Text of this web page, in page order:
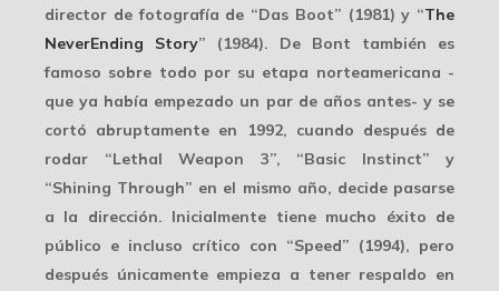
director de fotografía de “Das Boot” (1981) y “The
NeverEnding Story” (1984). De Bont también es
famoso sobre todo por su etapa norteamericana -
que ya había empezado un par de años antes- y se
cortó abruptamente en 1992, cuando después de
rodar “Lethal Weapon 3”, “Basic Instinct” y
“Shining Through” en el mismo año, decide pasarse
a la dirección. Inicialmente tiene mucho éxito de
público e incluso crítico con “Speed” (1994), pero
después únicamente empieza a tener respaldo en